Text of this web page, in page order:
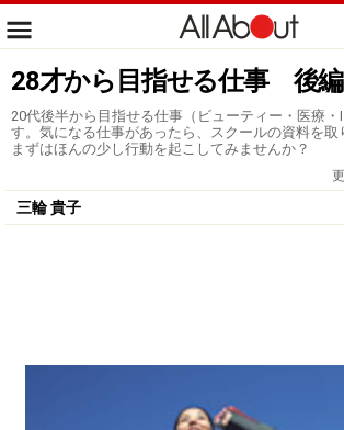
28才から目指せる仕事 後編
20代後半から目指せる仕事（ビューティー・医療・
す。気になる仕事があったら、スクールの資料を取
まずはほんの少し行動を起こしてみませんか？
三輪 貴子